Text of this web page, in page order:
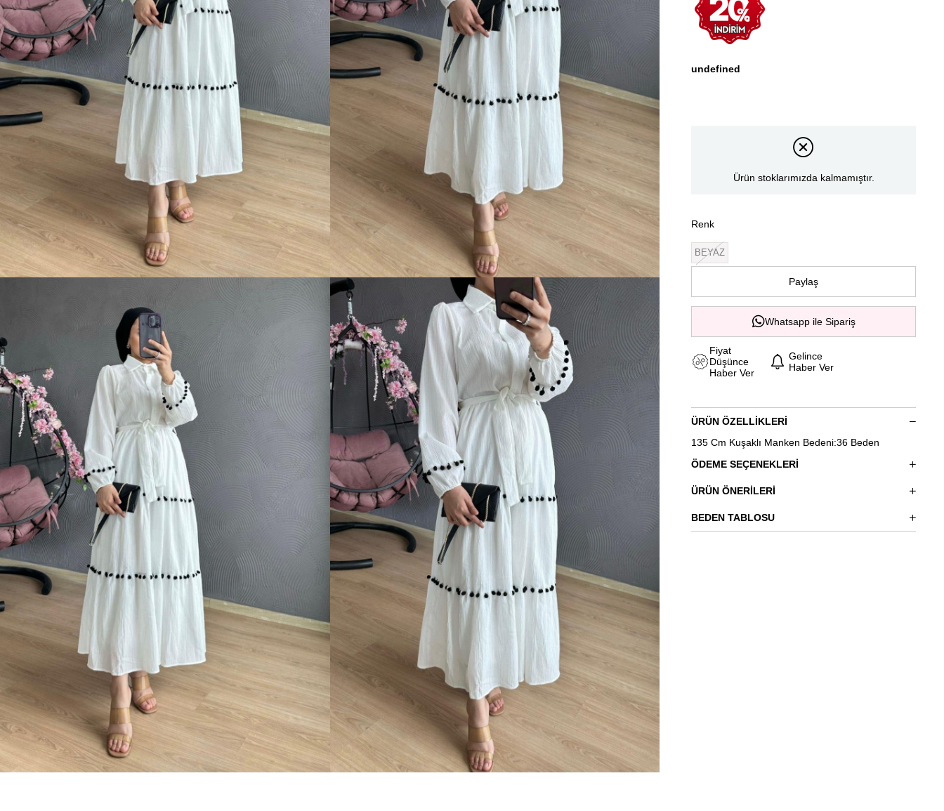
undefined
Ürün stoklarımızda kalmamıştır.
Renk
BEYAZ
Paylaş
Whatsapp ile Sipariş
Fiyat
Düşünce
Haber Ver
Gelince
Haber Ver
ÜRÜN ÖZELLIKLERI
135 Cm Kuşaklı Manken Bedeni:36 Beden
ÖDEME SEÇENEKLERI
ÜRÜN ÖNERILERI
BEDEN TABLOSU